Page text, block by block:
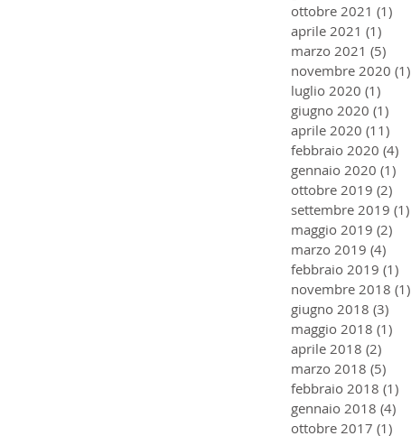
ottobre 2021 (1)
aprile 2021 (1)
marzo 2021 (5)
novembre 2020 (1)
luglio 2020 (1)
giugno 2020 (1)
aprile 2020 (11)
febbraio 2020 (4)
gennaio 2020 (1)
ottobre 2019 (2)
settembre 2019 (1)
maggio 2019 (2)
marzo 2019 (4)
febbraio 2019 (1)
novembre 2018 (1)
giugno 2018 (3)
maggio 2018 (1)
aprile 2018 (2)
marzo 2018 (5)
febbraio 2018 (1)
gennaio 2018 (4)
ottobre 2017 (1)